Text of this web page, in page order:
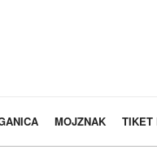
MOJZNAK TIKET